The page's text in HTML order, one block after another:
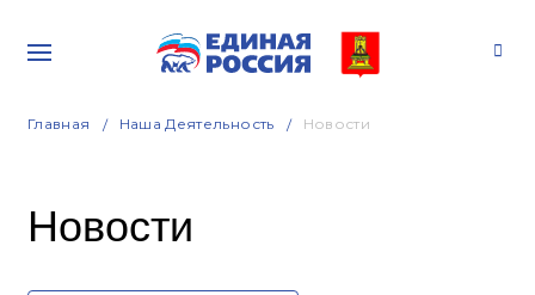
Главная Наша Деятельность Новости
Новости